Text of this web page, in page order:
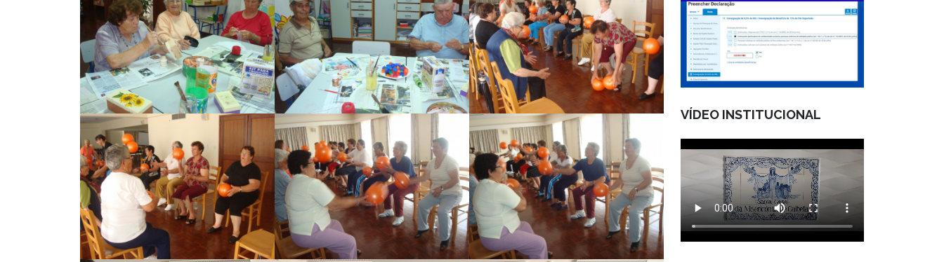
VÍDEO INSTITUCIONAL